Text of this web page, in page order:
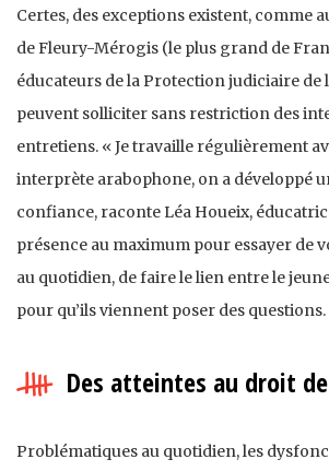
Certes, des exceptions existent, comme
de Fleury-Mérogis (le plus grand de
éducateurs de la Protection judiciaire de
peuvent solliciter sans restriction des
entretiens. « Je travaille régulièrement
interprète arabophone, on a développé
confiance, raconte Léa Houeix,
présence au maximum pour essayer de
au quotidien, de faire le lien entre le
pour qu’ils viennent poser des questions.
Des atteintes au droit
Problématiques au quotidien, les